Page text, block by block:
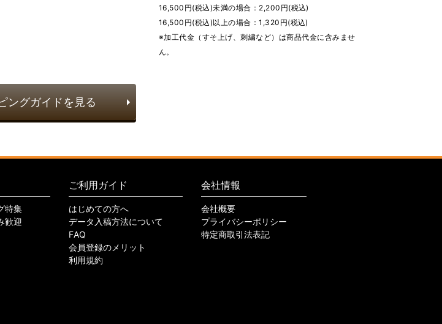
16,500円(税込)未満の場合：2,200円(税込)
16,500円(税込)以上の場合：1,320円(税込)
※加工代金（すそ上げ、刺繍など）は商品代金に含みませ
ん。
ングガイドを見る
特集
歓迎
ご利用ガイド
はじめての方へ
データ入稿方法について
FAQ
会員登録のメリット
利用規約
会社情報
会社概要
プライバシーポリシー
特定商取引法表記